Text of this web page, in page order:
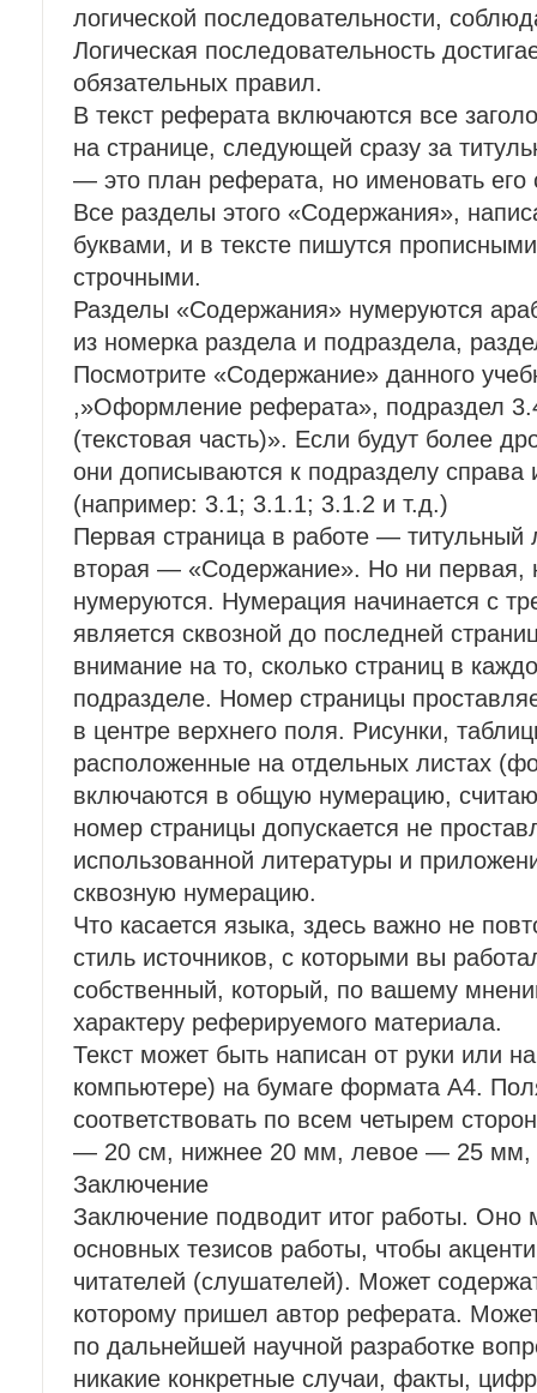
логической последовательности,
Логическая последовательность
обязательных правил.
В текст реферата включаются все
на странице, следующей сразу за
— это план реферата, но именовать его
Все разделы этого «Содержания»,
буквами, и в тексте пишутся
строчными.
Разделы «Содержания» нумеруются
из номерка раздела и подраздела,
Посмотрите «Содержание» данного
,»Оформление реферата», подраздел
(текстовая часть)». Если будут более
они дописываются к подразделу справа
(например: 3.1; 3.1.1; 3.1.2 и т.д.)
Первая страница в работе — титульный
вторая — «Содержание». Но ни первая,
нумеруются. Нумерация начинается с
является сквозной до последней
внимание на то, сколько страниц в
подразделе. Номер страницы
в центре верхнего поля. Рисунки,
расположенные на отдельных листах
включаются в общую нумерацию,
номер страницы допускается не
использованной литературы и
сквозную нумерацию.
Что касается языка, здесь важно не
стиль источников, с которыми вы
собственный, который, по вашему
характеру реферируемого материала.
Текст может быть написан от руки или
компьютере) на бумаге формата А4.
соответствовать по всем четырем
— 20 см, нижнее 20 мм, левое — 25
Заключение
Заключение подводит итог работы. Оно
основных тезисов работы, чтобы
читателей (слушателей). Может
которому пришел автор реферата.
по дальнейшей научной разработке
никакие конкретные случаи, факты,